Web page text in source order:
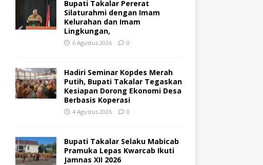
Bupati Takalar Pererat
Silaturahmi dengan Imam
Kelurahan dan Imam
Lingkungan,
6 Agustus 2026 0
Hadiri Seminar Kopdes Merah
Putih, Bupati Takalar Tegaskan
Kesiapan Dorong Ekonomi Desa
Berbasis Koperasi
4 Agustus 2026 0
Bupati Takalar Selaku Mabicab
Pramuka Lepas Kwarcab Ikuti
Jamnas XII 2026